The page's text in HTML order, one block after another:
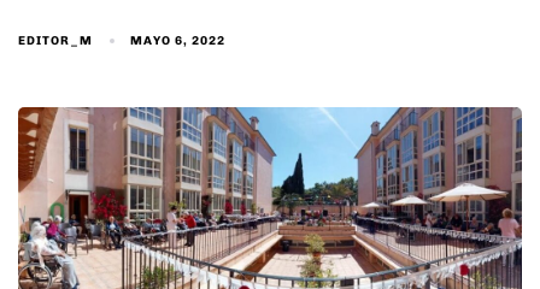
EDITOR_M MAYO 6, 2022